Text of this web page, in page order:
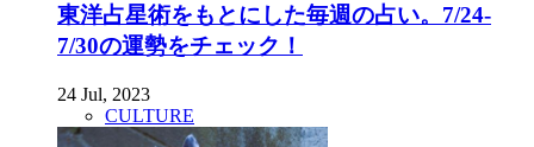
東洋占星術をもとにした毎週の占い。7/24-
7/30の運勢をチェック！
24 Jul, 2023
CULTURE